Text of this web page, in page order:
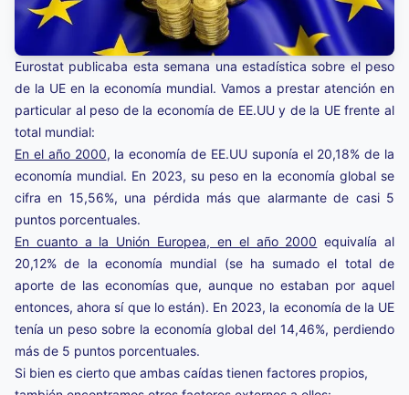
Eurostat publicaba esta semana una estadística sobre el peso
de la UE en la economía mundial. Vamos a prestar atención en
particular al peso de la economía de EE.UU y de la UE frente al
total mundial:
En el año 2000, la economía de EE.UU suponía el 20,18% de la
economía mundial. En 2023, su peso en la economía global se
cifra en 15,56%, una pérdida más que alarmante de casi 5
puntos porcentuales.
En cuanto a la Unión Europea, en el año 2000 equivalía al
20,12% de la economía mundial (se ha sumado el total de
aporte de las economías que, aunque no estaban por aquel
entonces, ahora sí que lo están). En 2023, la economía de la UE
tenía un peso sobre la economía global del 14,46%, perdiendo
más de 5 puntos porcentuales.
Si bien es cierto que ambas caídas tienen factores propios,